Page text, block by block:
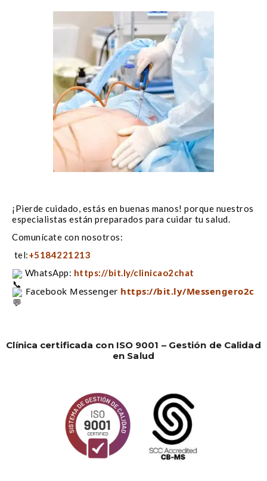
¡Pierde cuidado, estás en buenas manos! porque nuestros
especialistas están preparados para cuidar tu salud.
Comunícate con nosotros:
tel:+5184221213
WhatsApp: https://bit.ly/clinicao2chat
Facebook Messenger https://bit.ly/Messengero2c
Clínica certificada con ISO 9001 – Gestión de Calidad
en Salud